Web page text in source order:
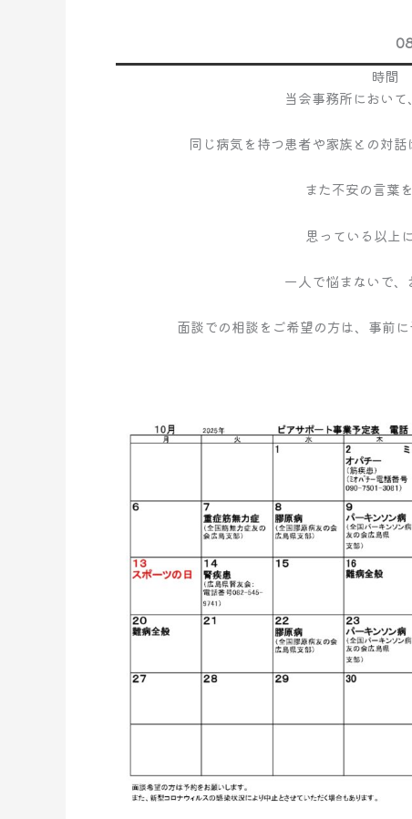
時間
当会事務所において
同じ病気を持つ患者や家族との対
また不安の言葉
思っている以上
一人で悩まないで、
面談での相談をご希望の方は、事前
ト